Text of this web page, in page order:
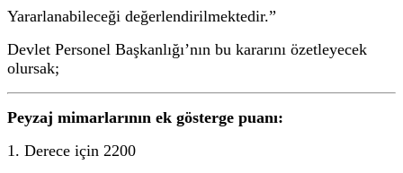
Yararlanabileceği değerlendirilmektedir.”
Devlet Personel Başkanlığı’nın bu kararını özetleyecek
olursak;
Peyzaj mimarlarının ek gösterge puanı:
1. Derece için 2200